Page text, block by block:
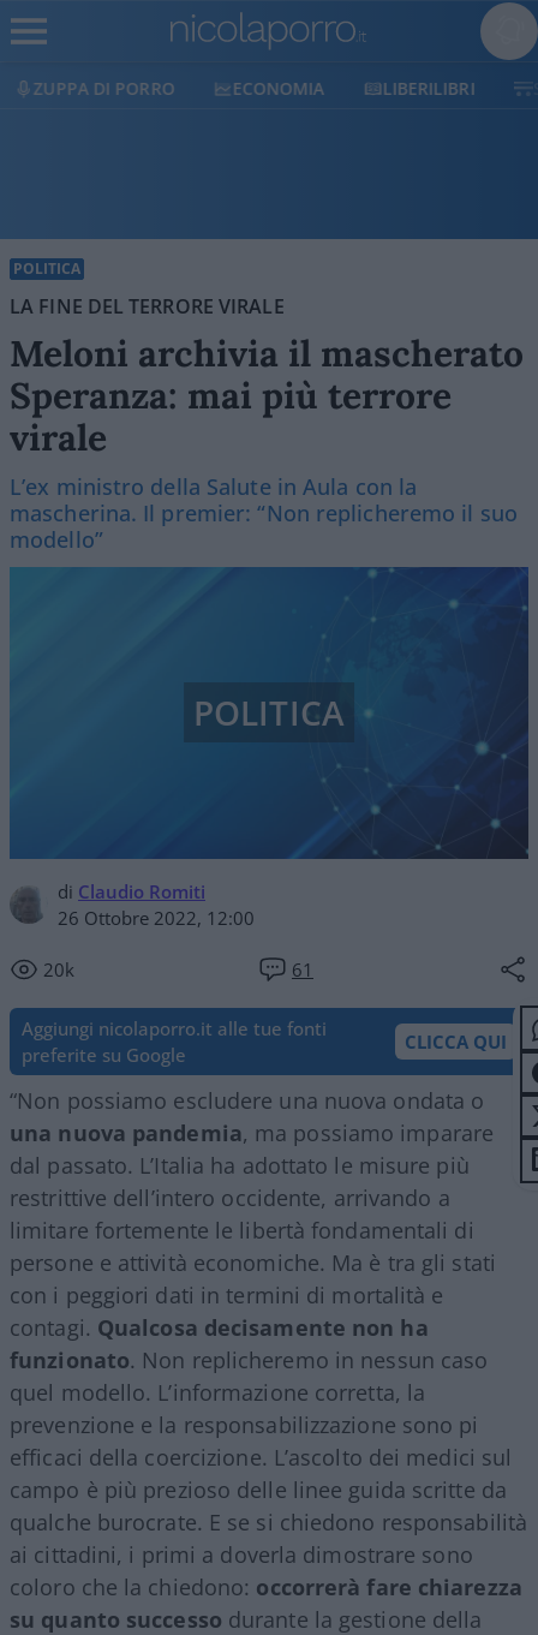
ECONOMIA LIBERILIBRI SHOP SOSTIENICI
POLITICA
LA FINE DEL TERRORE VIRALE
Meloni archivia il mascherato
Speranza: mai più terrore
virale
L’ex ministro della Salute in Aula con la
mascherina. Il premier: “Non replicheremo il suo
modello”
di Claudio Romiti
26 Ottobre 2022, 12:00
20k 61
POLITICA
Aggiungi nicolaporro.it alle tue fonti
preferite su Google
CLICCA QUI
“Non possiamo escludere una nuova ondata o
una nuova pandemia, ma possiamo imparare
dal passato. L’Italia ha adottato le misure più
restrittive dell’intero occidente, arrivando a
limitare fortemente le libertà fondamentali di
persone e attività economiche. Ma è tra gli stati
con i peggiori dati in termini di mortalità e
contagi. Qualcosa decisamente non ha
funzionato. Non replicheremo in nessun caso
quel modello. L’informazione corretta, la
prevenzione e la responsabilizzazione sono pi
efficaci della coercizione. L’ascolto dei medici sul
campo è più prezioso delle linee guida scritte da
qualche burocrate. E se si chiedono responsabilità
ai cittadini, i primi a doverla dimostrare sono
coloro che la chiedono: occorrerà fare chiarezza
su quanto successo durante la gestione della